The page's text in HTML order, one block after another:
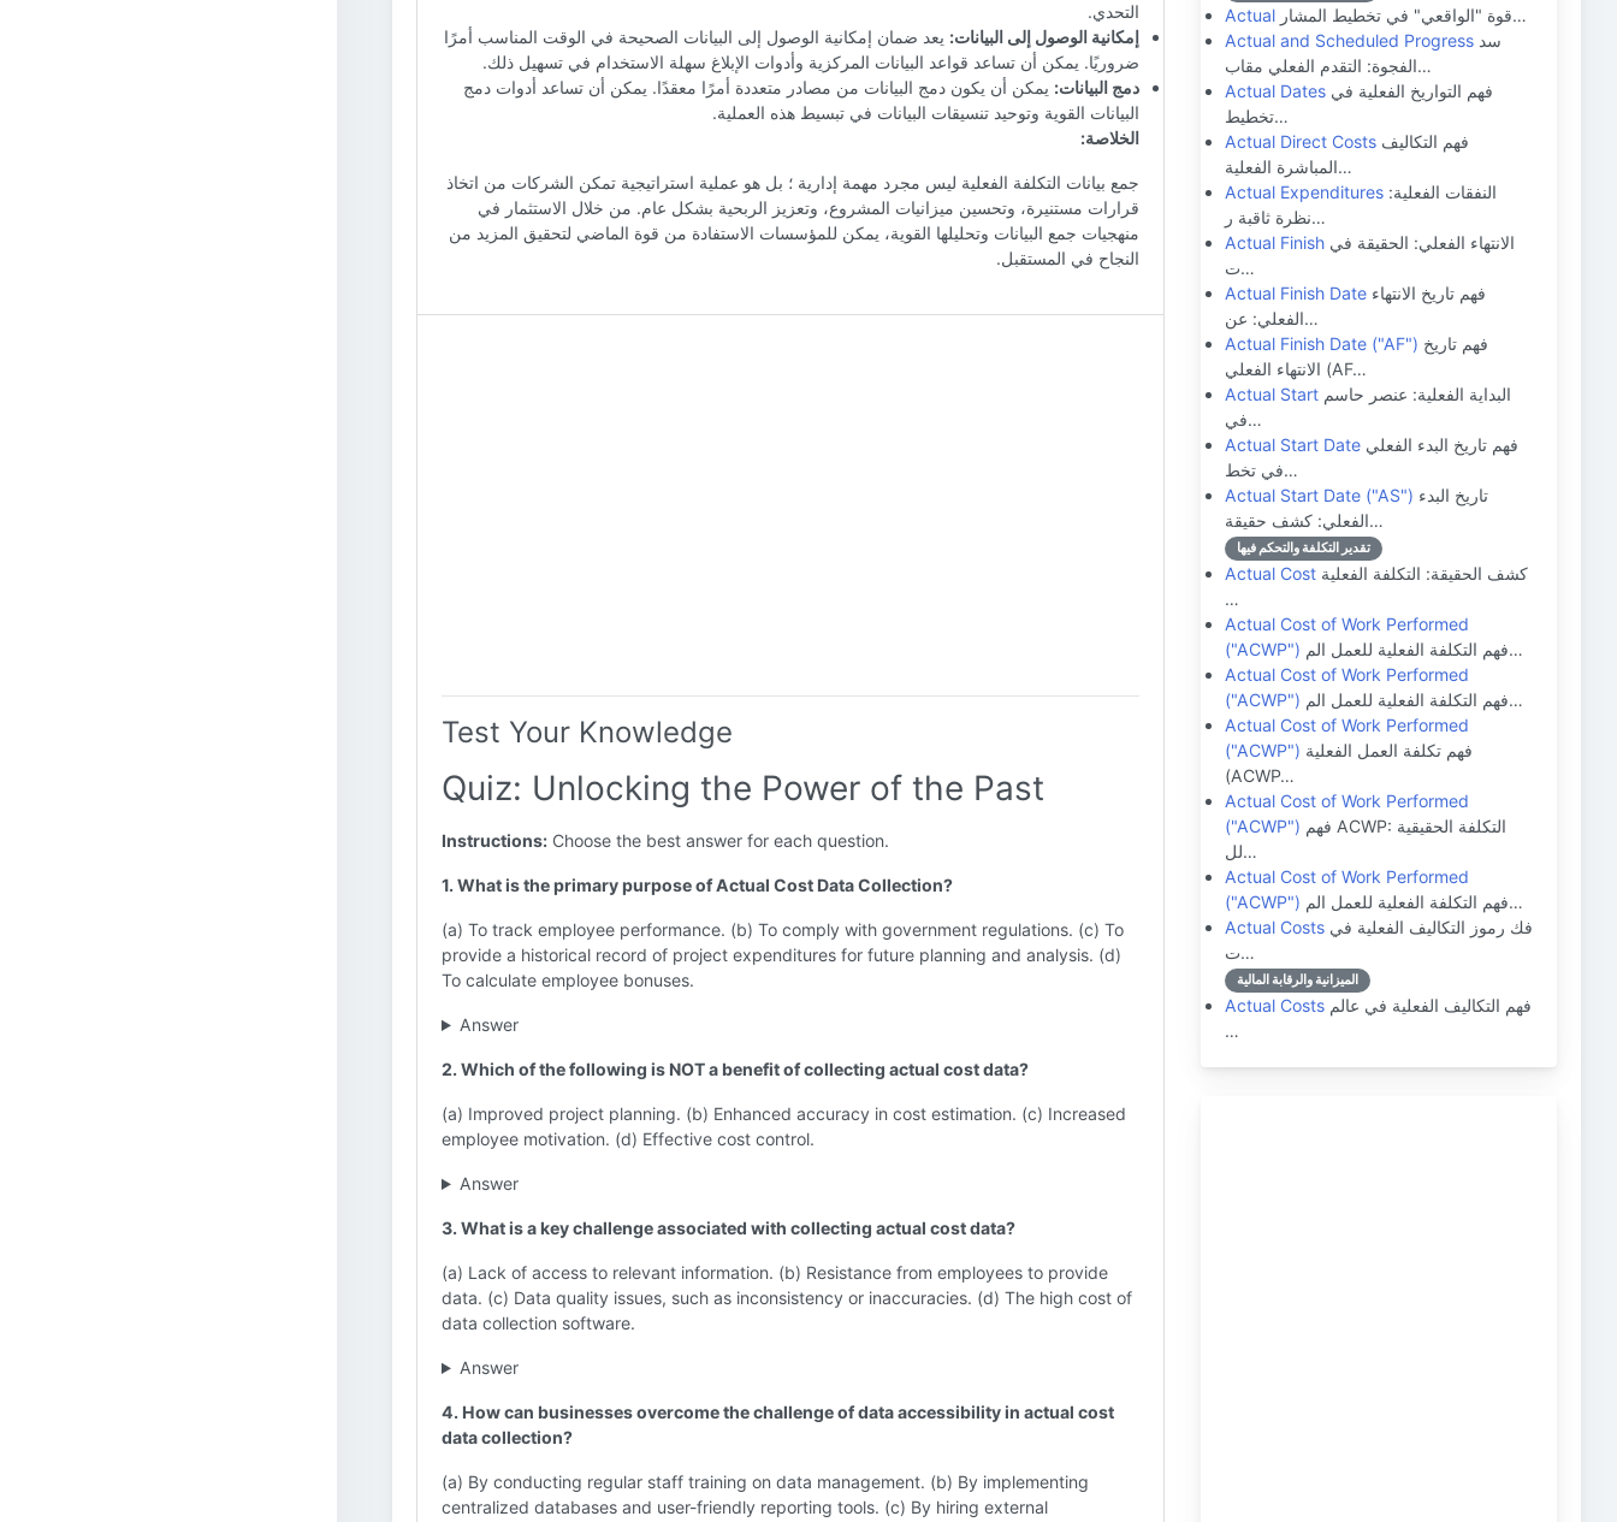
التحدي.
إمكانية الوصول إلى البيانات: يعد ضمان إمكانية الوصول إلى البيانات الصحيحة في الوقت المناسب أمرًا
ضروريًا. يمكن أن تساعد قواعد البيانات المركزية وأدوات الإبلاغ سهلة الاستخدام في تسهيل ذلك.
دمج البيانات: يمكن أن يكون دمج البيانات من مصادر متعددة أمرًا معقدًا. يمكن أن تساعد أدوات دمج
البيانات القوية وتوحيد تنسيقات البيانات في تبسيط هذه العملية.
الخلاصة:
جمع بيانات التكلفة الفعلية ليس مجرد مهمة إدارية ؛ بل هو عملية استراتيجية تمكن الشركات من اتخاذ
قرارات مستنيرة، وتحسين ميزانيات المشروع، وتعزيز الربحية بشكل عام. من خلال الاستثمار في
منهجيات جمع البيانات وتحليلها القوية، يمكن للمؤسسات الاستفادة من قوة الماضي لتحقيق المزيد من
النجاح في المستقبل.
Test Your Knowledge
Quiz: Unlocking the Power of the Past
Instructions: Choose the best answer for each question.
1. What is the primary purpose of Actual Cost Data Collection?
(a) To track employee performance. (b) To comply with government regulations. (c) To
provide a historical record of project expenditures for future planning and analysis. (d)
To calculate employee bonuses.
Answer
2. Which of the following is NOT a benefit of collecting actual cost data?
(a) Improved project planning. (b) Enhanced accuracy in cost estimation. (c) Increased
employee motivation. (d) Effective cost control.
Answer
3. What is a key challenge associated with collecting actual cost data?
(a) Lack of access to relevant information. (b) Resistance from employees to provide
data. (c) Data quality issues, such as inconsistency or inaccuracies. (d) The high cost of
data collection software.
Answer
4. How can businesses overcome the challenge of data accessibility in actual cost
data collection?
(a) By conducting regular staff training on data management. (b) By implementing
centralized databases and user-friendly reporting tools. (c) By hiring external
Actual
قوة "الواقعي" في تخطيط المشار…
Actual and Scheduled Progress
الفجوة: التقدم الفعلي مقاب…
Actual Dates
تخطيط…
Actual Direct Costs
المباشرة الفعلية…
Actual Expenditures
نظرة ثاقبة ر…
Actual Finish
ت…
Actual Finish Date
الفعلي: عن…
Actual Finish Date ("AF")
الانتهاء الفعلي (AF…
Actual Start
في…
Actual Start Date
في تخط…
Actual Start Date ("AS")
الفعلي: كشف حقيقة…
تقدير التكلفة والتحكم فيها
Actual Cost
…
Actual Cost of Work Performed
("ACWP")
فهم التكلفة الفعلية للعمل الم…
Actual Cost of Work Performed
("ACWP")
فهم التكلفة الفعلية للعمل الم…
Actual Cost of Work Performed
("ACWP")
(ACWP…
Actual Cost of Work Performed
("ACWP")
لل…
Actual Cost of Work Performed
("ACWP")
فهم التكلفة الفعلية للعمل الم…
Actual Costs
ت…
الميزانية والرقابة المالية
Actual Costs
…